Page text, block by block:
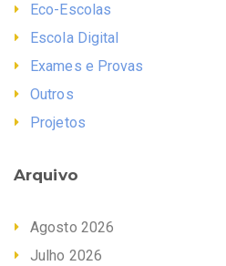
Eco-Escolas
Escola Digital
Exames e Provas
Outros
Projetos
Arquivo
Agosto 2026
Julho 2026